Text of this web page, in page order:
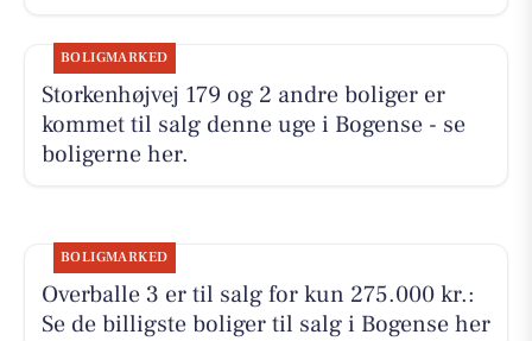
BOLIGMARKED
Storkenhøjvej 179 og 2 andre boliger er
kommet til salg denne uge i Bogense - se
boligerne her.
BOLIGMARKED
Overballe 3 er til salg for kun 275.000 kr.:
Se de billigste boliger til salg i Bogense her